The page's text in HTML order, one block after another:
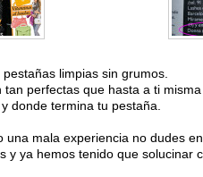
limpias sin grumos.
tan perfectas que hasta a ti
donde termina tu pestaña.
una mala experiencia no dudes
y ya hemos tenido que solucinar